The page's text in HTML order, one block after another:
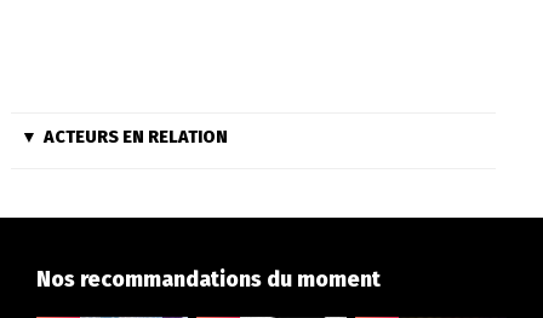
ACTEURS EN RELATION
Nos recommandations du moment